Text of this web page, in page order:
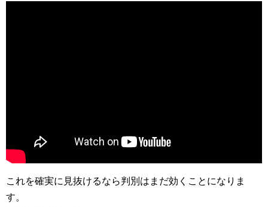
これを確実に見抜けるなら判別はまだ効くことになりま
す。